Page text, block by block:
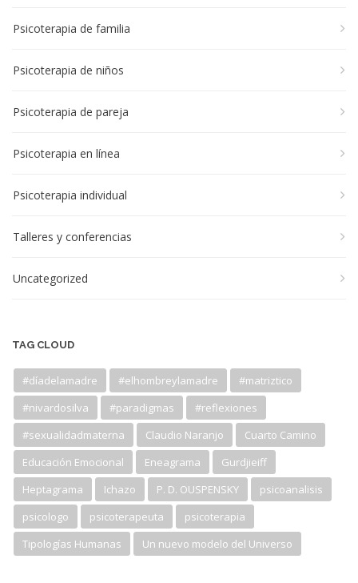
Psicoterapia de familia
Psicoterapia de niños
Psicoterapia de pareja
Psicoterapia en línea
Psicoterapia individual
Talleres y conferencias
Uncategorized
TAG CLOUD
#díadelamadre #elhombreylamadre
#matriztico
#nivardosilva
#paradigmas
#reflexiones
#sexualidadmaterna
Claudio Naranjo
Cuarto Camino
Educación Emocional
Eneagrama
Gurdjieiff
Heptagrama
Ichazo P. D. OUSPENSKY
psicoanalisis
psicologo
psicoterapeuta
psicoterapia
Tipologías Humanas
Un nuevo modelo del Universo